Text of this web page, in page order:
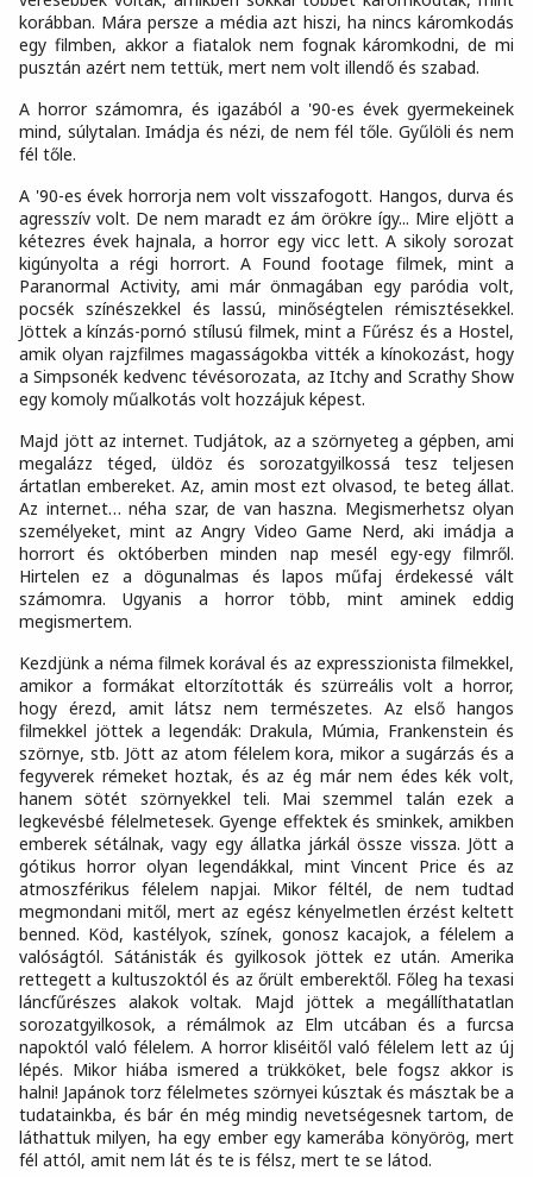
korábban. Mára persze a média azt hiszi, ha nincs káromkodás
egy filmben, akkor a fiatalok nem fognak káromkodni, de mi
pusztán azért nem tettük, mert nem volt illendő és szabad.
A horror számomra, és igazából a '90-es évek gyermekeinek
mind, súlytalan. Imádja és nézi, de nem fél tőle. Gyűlöli és nem
fél tőle.
A '90-es évek horrorja nem volt visszafogott. Hangos, durva és
agresszív volt. De nem maradt ez ám örökre így... Mire eljött a
kétezres évek hajnala, a horror egy vicc lett. A sikoly sorozat
kigúnyolta a régi horrort. A Found footage filmek, mint a
Paranormal Activity, ami már önmagában egy paródia volt,
pocsék színészekkel és lassú, minőségtelen rémisztésekkel.
Jöttek a kínzás-pornó stílusú filmek, mint a Fűrész és a Hostel,
amik olyan rajzfilmes magasságokba vitték a kínokozást, hogy
a Simpsonék kedvenc tévésorozata, az Itchy and Scrathy Show
egy komoly műalkotás volt hozzájuk képest.
Majd jött az internet. Tudjátok, az a szörnyeteg a gépben, ami
megalázz téged, üldöz és sorozatgyilkossá tesz teljesen
ártatlan embereket. Az, amin most ezt olvasod, te beteg állat.
Az internet… néha szar, de van haszna. Megismerhetsz olyan
személyeket, mint az Angry Video Game Nerd, aki imádja a
horrort és októberben minden nap mesél egy-egy filmről.
Hirtelen ez a dögunalmas és lapos műfaj érdekessé vált
számomra. Ugyanis a horror több, mint aminek eddig
megismertem.
Kezdjünk a néma filmek korával és az expresszionista filmekkel,
amikor a formákat eltorzították és szürreális volt a horror,
hogy érezd, amit látsz nem természetes. Az első hangos
filmekkel jöttek a legendák: Drakula, Múmia, Frankenstein és
szörnye, stb. Jött az atom félelem kora, mikor a sugárzás és a
fegyverek rémeket hoztak, és az ég már nem édes kék volt,
hanem sötét szörnyekkel teli. Mai szemmel talán ezek a
legkevésbé félelmetesek. Gyenge effektek és sminkek, amikben
emberek sétálnak, vagy egy állatka járkál össze vissza. Jött a
gótikus horror olyan legendákkal, mint Vincent Price és az
atmoszférikus félelem napjai. Mikor féltél, de nem tudtad
megmondani mitől, mert az egész kényelmetlen érzést keltett
benned. Köd, kastélyok, színek, gonosz kacajok, a félelem a
valóságtól. Sátánisták és gyilkosok jöttek ez után. Amerika
rettegett a kultuszoktól és az őrült emberektől. Főleg ha texasi
láncfűrészes alakok voltak. Majd jöttek a megállíthatatlan
sorozatgyilkosok, a rémálmok az Elm utcában és a furcsa
napoktól való félelem. A horror kliséitől való félelem lett az új
lépés. Mikor hiába ismered a trükköket, bele fogsz akkor is
halni! Japánok torz félelmetes szörnyei kúsztak és másztak be a
tudatainkba, és bár én még mindig nevetségesnek tartom, de
láthattuk milyen, ha egy ember egy kamerába könyörög, mert
fél attól, amit nem lát és te is félsz, mert te se látod.